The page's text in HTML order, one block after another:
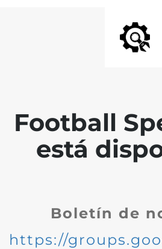
Football
está
Boletín de
https://